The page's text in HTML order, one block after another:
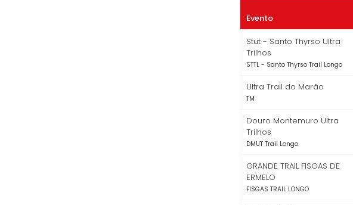
Evento
Stut - Santo Thyrso Ultra
Trilhos
STTL - Santo Thyrso Trail Longo
Ultra Trail do Marão
TM
Douro Montemuro Ultra
Trilhos
DMUT Trail Longo
GRANDE TRAIL FISGAS DE
ERMELO
FISGAS TRAIL LONGO